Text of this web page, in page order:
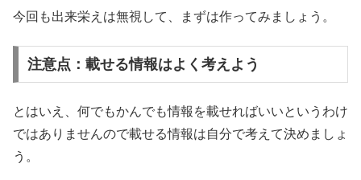
今回も出来栄えは無視して、まずは作ってみましょう。
注意点：載せる情報はよく考えよう
とはいえ、何でもかんでも情報を載せればいいというわけ
ではありませんので載せる情報は自分で考えて決めましょ
う。